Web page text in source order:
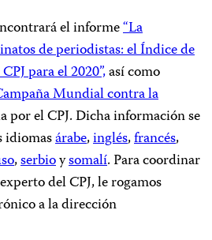
el informe“La
de periodistas: el Índice de
para el 2020”,así como
Mundial contra la
por el CPJ. Dicha información se
idiomasárabe,inglés,francés,
,serbioysomalí. Para coordinar
del CPJ, le rogamos
a la dirección